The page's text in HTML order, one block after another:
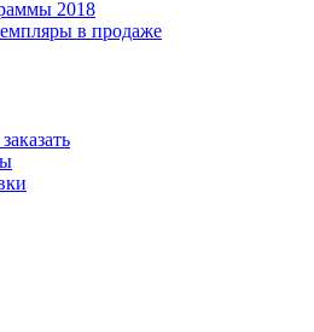
2018
в продаже